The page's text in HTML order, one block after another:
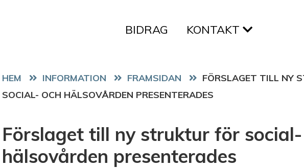
BIDRAG KONTAKT
HEM FRAMSIDAN
FÖRSLAGET TILL NY
SOCIAL- OCH HÄLSOVÅRDEN PRESENTERADES
Förslaget till ny struktur för
hälsovården presenterades